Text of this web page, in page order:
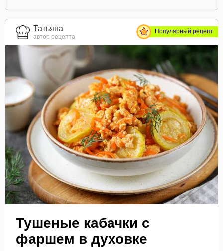
Татьяна
автор рецепта
Популярный рецепт
Тушеные кабачки с
фаршем в духовке